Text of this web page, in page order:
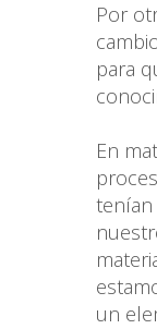
Por
para
En
tenían
un